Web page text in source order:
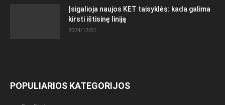
Įsigalioja naujos KET taisyklės: kada galima
kirsti ištisinę liniją
2024/12/01
POPULIARIOS KATEGORIJOS